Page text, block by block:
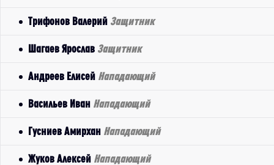
Трифонов Валерий Защитник
Шагаев Ярослав Защитник
Андреев Елисей Нападающий
Васильев Иван Нападающий
Гусниев Амирхан Нападающий
Жуков Алексей Нападающий